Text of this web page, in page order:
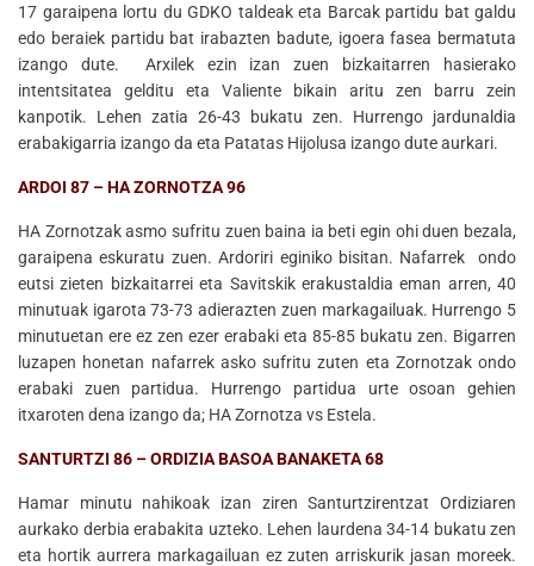
17 garaipena lortu du GDKO taldeak eta Barcak partidu bat galdu
edo beraiek partidu bat irabazten badute, igoera fasea bermatuta
izango dute. Arxilek ezin izan zuen bizkaitarren hasierako
intentsitatea gelditu eta Valiente bikain aritu zen barru zein
kanpotik. Lehen zatia 26-43 bukatu zen. Hurrengo jardunaldia
erabakigarria izango da eta Patatas Hijolusa izango dute aurkari.
ARDOI 87 – HA ZORNOTZA 96
HA Zornotzak asmo sufritu zuen baina ia beti egin ohi duen bezala,
garaipena eskuratu zuen. Ardoriri eginiko bisitan. Nafarrek ondo
eutsi zieten bizkaitarrei eta Savitskik erakustaldia eman arren, 40
minutuak igarota 73-73 adierazten zuen markagailuak. Hurrengo 5
minutuetan ere ez zen ezer erabaki eta 85-85 bukatu zen. Bigarren
luzapen honetan nafarrek asko sufritu zuten eta Zornotzak ondo
erabaki zuen partidua. Hurrengo partidua urte osoan gehien
itxaroten dena izango da; HA Zornotza vs Estela.
SANTURTZI 86 – ORDIZIA BASOA BANAKETA 68
Hamar minutu nahikoak izan ziren Santurtzirentzat Ordiziaren
aurkako derbia erabakita uzteko. Lehen laurdena 34-14 bukatu zen
eta hortik aurrera markagailuan ez zuten arriskurik jasan moreek.